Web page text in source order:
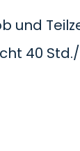
und
40